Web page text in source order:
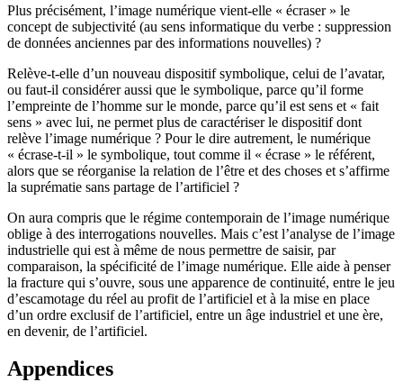
Plus précisément, l’image numérique vient-elle « écraser » le
concept de subjectivité (au sens informatique du verbe : suppression
de données anciennes par des informations nouvelles) ?
Relève-t-elle d’un nouveau dispositif symbolique, celui de l’avatar,
ou faut-il considérer aussi que le symbolique, parce qu’il forme
l’empreinte de l’homme sur le monde, parce qu’il est sens et « fait
sens » avec lui, ne permet plus de caractériser le dispositif dont
relève l’image numérique ? Pour le dire autrement, le numérique
« écrase-t-il » le symbolique, tout comme il « écrase » le référent,
alors que se réorganise la relation de l’être et des choses et s’affirme
la suprématie sans partage de l’artificiel ?
On aura compris que le régime contemporain de l’image numérique
oblige à des interrogations nouvelles. Mais c’est l’analyse de l’image
industrielle qui est à même de nous permettre de saisir, par
comparaison, la spécificité de l’image numé­rique. Elle aide à penser
la fracture qui s’ouvre, sous une apparence de continuité, entre le jeu
d’escamotage du réel au profit de l’artificiel et à la mise en place
d’un ordre exclusif de l’artificiel, entre un âge industriel et une ère,
en devenir, de l’artificiel.
Appendices